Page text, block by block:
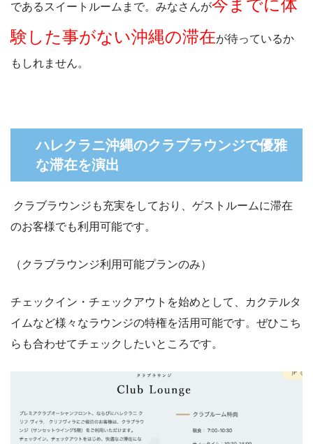
であるスイートルームまで。みなさんが今までに体
験した事がない沖縄の滞在が待っているか
もしれません。
ハレクラニ沖縄のクラブラウンジで優雅
な滞在を演出
クラブラウンジも充実をしており、ゲストルームに滞在
のお客様でも利用可能です。
（クラブラウンジ利用可能プランのみ）
チェックイン・チェックアウトを始めとして、カクテルタ
イムなど様々なラウンジの特権を活用可能です。ぜひこち
らも合わせてチェックしたいところです。